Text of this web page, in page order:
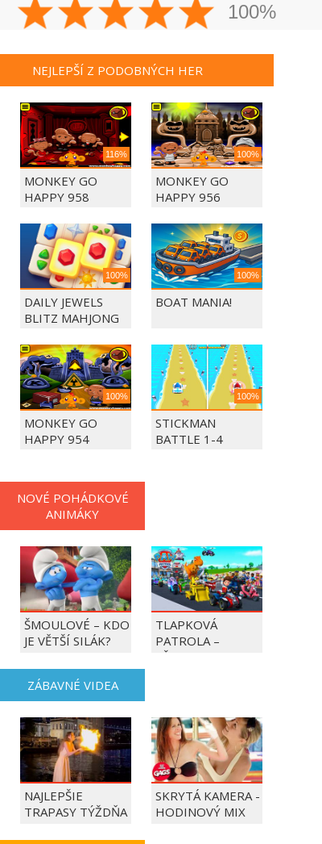
100%
NEJLEPŠÍ Z PODOBNÝCH HER
116%
MONKEY GO
HAPPY 958
100%
MONKEY GO
HAPPY 956
100%
DAILY JEWELS
BLITZ MAHJONG
100%
BOAT MANIA!
100%
MONKEY GO
HAPPY 954
100%
STICKMAN
BATTLE 1-4
NOVÉ POHÁDKOVÉ
ANIMÁKY
ŠMOULOVÉ – KDO
JE VĚTŠÍ SILÁK?
TLAPKOVÁ
PATROLA –
VŠECHNY TLAPKY
ZÁBAVNÉ VIDEA
NAJLEPŠIE
TRAPASY TÝŽDŇA
SKRYTÁ KAMERA -
HODINOVÝ MIX